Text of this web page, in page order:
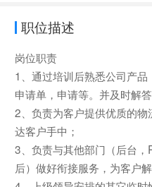
职位描述
岗位职责
1、通过培训后熟悉公司产
申请单，申请等。并及时解
2、负责为客户提供优质的
达客户手中；
3、负责与其他部门（后台
后）做好衔接服务，为客户